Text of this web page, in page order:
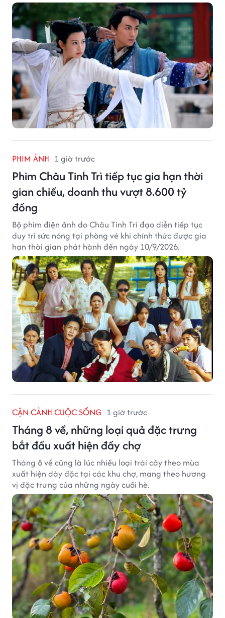
PHIM ẢNH 1 giờ trước
Phim Châu Tinh Trì tiếp tục gia hạn thời
gian chiếu, doanh thu vượt 8.600 tỷ
đồng
Bộ phim điện ảnh do Châu Tinh Trì đạo diễn tiếp tục
duy trì sức nóng tại phòng vé khi chính thức được gia
hạn thời gian phát hành đến ngày 10/9/2026.
CẬN CẢNH CUỘC SỐNG 1 giờ trước
Tháng 8 về, những loại quả đặc trưng
bắt đầu xuất hiện đầy chợ
Tháng 8 về cũng là lúc nhiều loại trái cây theo mùa
xuất hiện dày đặc tại các khu chợ, mang theo hương
vị đặc trưng của những ngày cuối hè.